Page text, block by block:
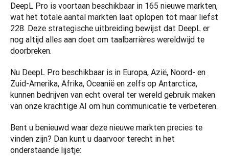
DeepL Pro is voortaan beschikbaar in 165 nieuwe markten,
wat het totale aantal markten laat oplopen tot maar liefst
228. Deze strategische uitbreiding bewijst dat DeepL er
nog altijd alles aan doet om taalbarrières wereldwijd te
doorbreken.
Nu DeepL Pro beschikbaar is in Europa, Azië, Noord- en
Zuid-Amerika, Afrika, Oceanië en zelfs op Antarctica,
kunnen bedrijven van echt overal ter wereld gebruik maken
van onze krachtige AI om hun communicatie te verbeteren.
Bent u benieuwd waar deze nieuwe markten precies te
vinden zijn? Dan kunt u daarvoor terecht in het
onderstaande lijstje: